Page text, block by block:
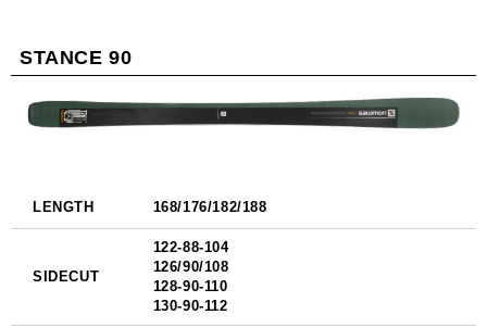
STANCE 90
LENGTH 168/176/182/188
SIDECUT
122-88-104
126/90/108
128-90-110
130-90-112